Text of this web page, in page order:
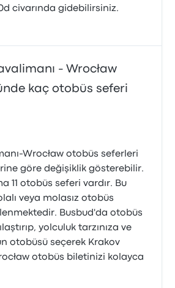
civarında gidebilirsiniz.
- Wrocław
kaç otobüs seferi
Wrocław otobüs seferleri
göre değişiklik gösterebilir.
11 otobüs seferi vardır. Bu
veya molasız otobüs
Busbud'da otobüs
yolculuk tarzınıza ve
otobüsü seçerek Krakov
otobüs biletinizi kolayca